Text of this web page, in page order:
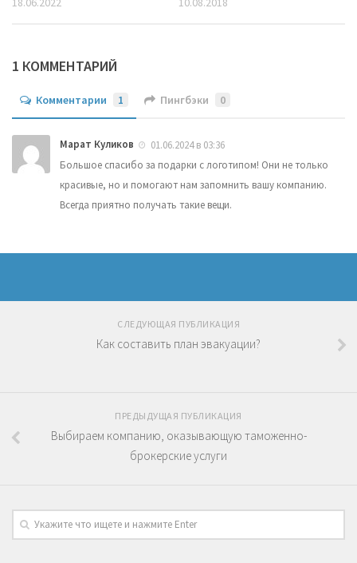
1 КОММЕНТАРИЙ
Комментарии 1 Пингбэки 0
Марат Куликов
01.06.2024 в 03:36
Большое спасибо за подарки с логотипом! Они не только
красивые, но и помогают нам запомнить вашу компанию.
Всегда приятно получать такие вещи.
СЛЕДУЮЩАЯ ПУБЛИКАЦИЯ
Как составить план эвакуации?
ПРЕДЫДУЩАЯ ПУБЛИКАЦИЯ
Выбираем компанию, оказывающую таможенно-
брокерские услуги